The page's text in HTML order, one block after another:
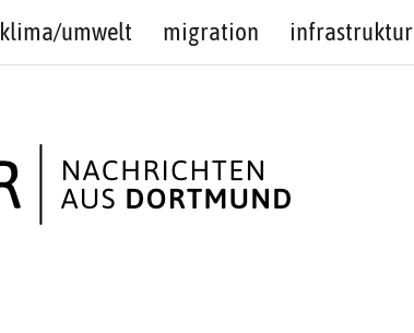
klima/umwelt migration infrastruktur